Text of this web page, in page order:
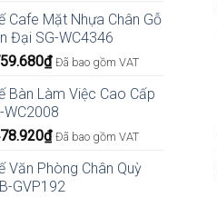
Cafe Mặt Nhựa Chân Gỗ
Đại SG-WC4346
₫ Đã bao gồm VAT
Bàn Làm Việc Cao Cấp
WC2008
₫ Đã bao gồm VAT
Văn Phòng Chân Quỳ
GVP192